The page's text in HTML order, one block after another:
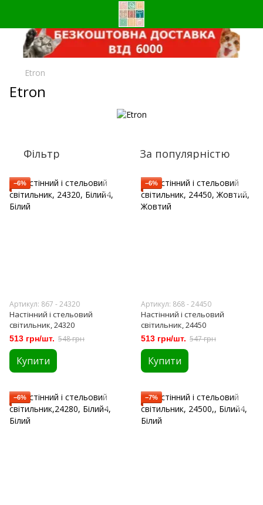
Etron
Etron
Фільтр За популярністю
−6%
Артикул: 867 - 24320
Настінний і стельовий
світильник, 24320
513 грн/шт. 548 грн
Купити
−6%
Артикул: 868 - 24450
Настінний і стельовий
світильник, 24450
513 грн/шт. 547 грн
Купити
−6% −7%